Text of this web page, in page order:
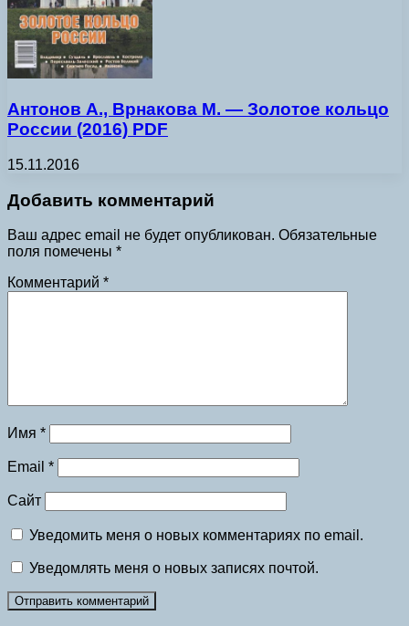
Антонов А., Врнакова М. — Золотое кольцо
России (2016) PDF
15.11.2016
Добавить комментарий
Ваш адрес email не будет опубликован. Обязательные
поля помечены *
Комментарий *
Имя *
Email *
Сайт
Уведомить меня о новых комментариях по email.
Уведомлять меня о новых записях почтой.